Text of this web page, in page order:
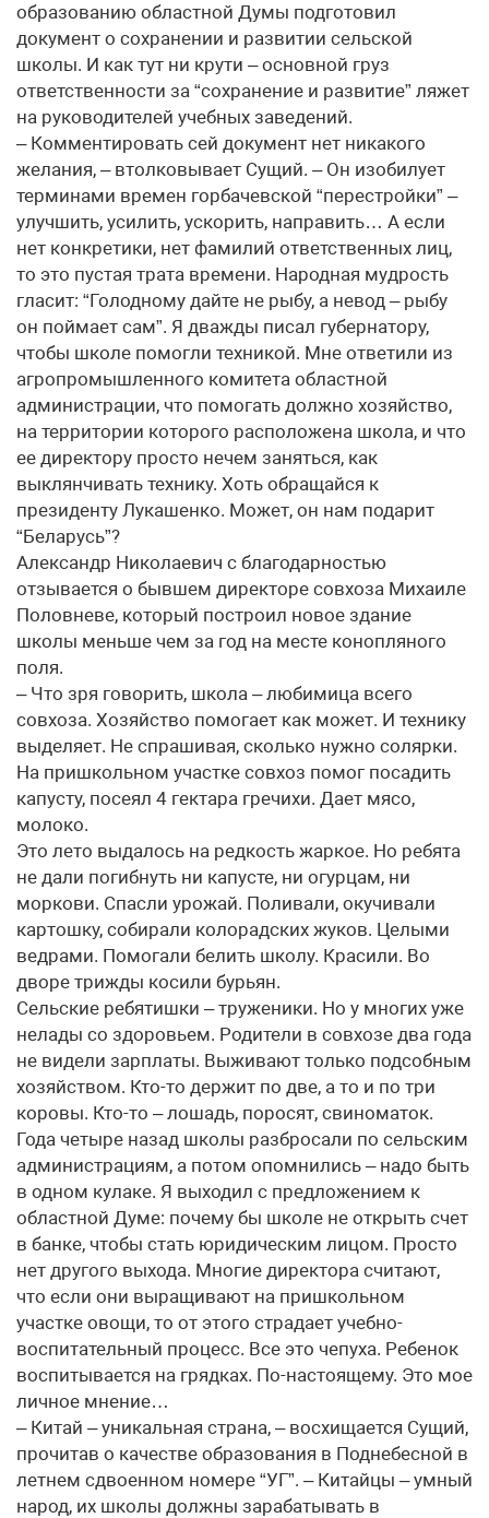
образованию областной Думы подготовил
документ о сохранении и развитии сельской
школы. И как тут ни крути – основной груз
ответственности за “сохранение и развитие” ляжет
на руководителей учебных заведений.
– Комментировать сей документ нет никакого
желания, – втолковывает Сущий. – Он изобилует
терминами времен горбачевской “перестройки” –
улучшить, усилить, ускорить, направить… А если
нет конкретики, нет фамилий ответственных лиц,
то это пустая трата времени. Народная мудрость
гласит: “Голодному дайте не рыбу, а невод – рыбу
он поймает сам”. Я дважды писал губернатору,
чтобы школе помогли техникой. Мне ответили из
агропромышленного комитета областной
администрации, что помогать должно хозяйство,
на территории которого расположена школа, и что
ее директору просто нечем заняться, как
выклянчивать технику. Хоть обращайся к
президенту Лукашенко. Может, он нам подарит
“Беларусь”?
Александр Николаевич с благодарностью
отзывается о бывшем директоре совхоза Михаиле
Половневе, который построил новое здание
школы меньше чем за год на месте конопляного
поля.
– Что зря говорить, школа – любимица всего
совхоза. Хозяйство помогает как может. И технику
выделяет. Не спрашивая, сколько нужно солярки.
На пришкольном участке совхоз помог посадить
капусту, посеял 4 гектара гречихи. Дает мясо,
молоко.
Это лето выдалось на редкость жаркое. Но ребята
не дали погибнуть ни капусте, ни огурцам, ни
моркови. Спасли урожай. Поливали, окучивали
картошку, собирали колорадских жуков. Целыми
ведрами. Помогали белить школу. Красили. Во
дворе трижды косили бурьян.
Сельские ребятишки – труженики. Но у многих уже
нелады со здоровьем. Родители в совхозе два года
не видели зарплаты. Выживают только подсобным
хозяйством. Кто-то держит по две, а то и по три
коровы. Кто-то – лошадь, поросят, свиноматок.
Года четыре назад школы разбросали по сельским
администрациям, а потом опомнились – надо быть
в одном кулаке. Я выходил с предложением к
областной Думе: почему бы школе не открыть счет
в банке, чтобы стать юридическим лицом. Просто
нет другого выхода. Многие директора считают,
что если они выращивают на пришкольном
участке овощи, то от этого страдает учебно-
воспитательный процесс. Все это чепуха. Ребенок
воспитывается на грядках. По-настоящему. Это мое
личное мнение…
– Китай – уникальная страна, – восхищается Сущий,
прочитав о качестве образования в Поднебесной в
летнем сдвоенном номере “УГ”. – Китайцы – умный
народ, их школы должны зарабатывать в